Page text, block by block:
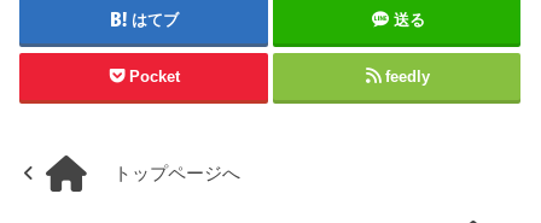
はてブ 送る
Pocket feedly
トップページへ